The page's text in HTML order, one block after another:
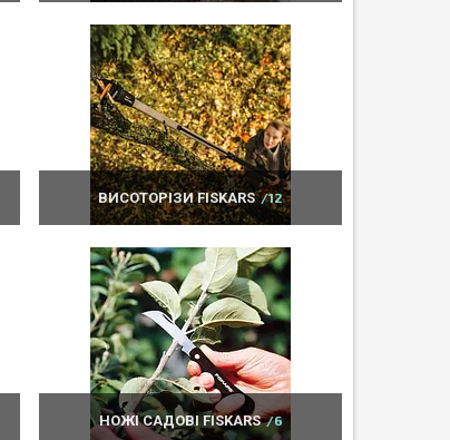
ВИСОТОРІЗИ FISKARS 12
НОЖІ САДОВІ FISKARS 6